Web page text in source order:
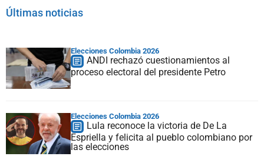
Últimas noticias
Elecciones Colombia 2026
ANDI rechazó cuestionamientos al
proceso electoral del presidente Petro
Elecciones Colombia 2026
Lula reconoce la victoria de De La
Espriella y felicita al pueblo colombiano por
las elecciones